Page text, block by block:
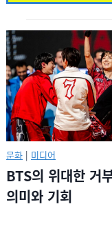
문화 | 미디어
BTS의 위대한 거
의미와 기회